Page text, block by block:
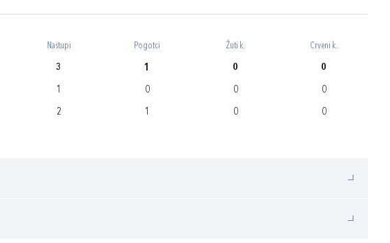
Nastupi Pogotci Žuti k. Crveni k.
3 1 0 0
1 0 0 0
2 1 0 0